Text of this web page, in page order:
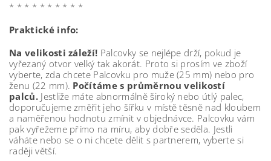
* * * * * * * * * *
Praktické info:
Na velikosti záleží! Palcovky se nejlépe drží, pokud je
vyřezaný otvor velký tak akorát. Proto si prosím ve zboží
vyberte, zda chcete Palcovku pro muže (25 mm) nebo pro
ženu (22 mm). Počítáme s průměrnou velikostí
palců.Jestliže máte abnormálně široký nebo útlý palec,
doporučujeme změřit jeho šířku v místě těsně nad kloubem
a naměřenou hodnotu zmínit v objednávce. Palcovku vám
pak vyřežeme přímo na míru, aby dobře seděla. Jestli
váháte nebo se o ni chcete dělit s partnerem, vyberte si
raději větší.